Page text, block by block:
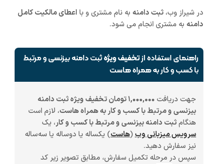
در شیراز وب، ثبت دامنه به نام مشتری و با اعطای مالکیت کامل
دامنه به مشتری انجام می شود.
راهنمای استفاده ازتخفیف ویژهثبت دامنه بیزنسی و مرتبط
با کسب و کار به همراه هاست
جهت دریافت
۱,۰۰۰,۰۰۰ تومان تخفیف ویژه ثبت دامنه
بیزنسی و مرتبط با کسب و کار به همراه هاست، لازم است
هنگامثبت دامنه بیزنسی و مرتبط با کسب و کار، یک
سرویس میزبانی وب(هاست) یکساله یا دوساله یا سه‌ساله
نیز سفارش دهید.
سپس در مرحله تکمیل سفارش، مطابق تصویر زیر کد